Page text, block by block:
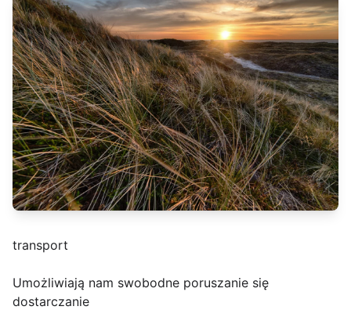
transport
Umożliwiają nam swobodne poruszanie się
dostarczanie